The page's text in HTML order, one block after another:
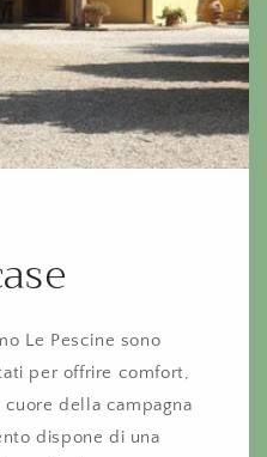
Le Pescine sono
per offrire comfort,
della campagna
dispone di una